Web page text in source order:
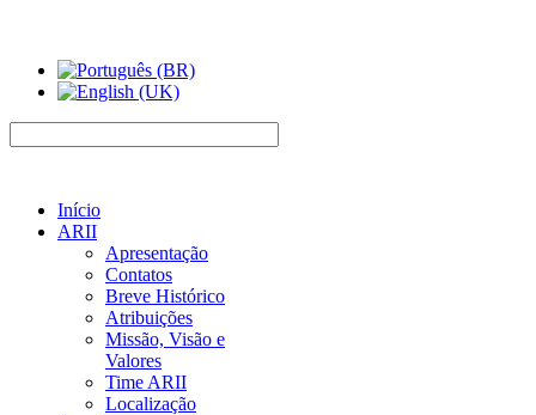
Início
ARII
Apresentação
Contatos
Breve Histórico
Atribuições
Missão, Visão e
Valores
Time ARII
Localização